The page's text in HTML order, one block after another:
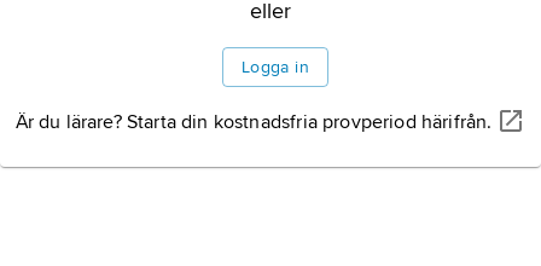
eller
Logga in
Är du lärare? Starta din kostnadsfria provperiod härifrån.